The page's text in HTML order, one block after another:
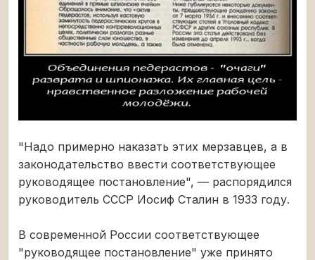
"Надо примерно наказать этих мерзавцев, а в
законодательство ввести соответствующее
руководящее постановление", — распорядился
руководитель СССР Иосиф Сталин в 1933 году.
В современной России соответствующее
"руководящее постановление" уже принято